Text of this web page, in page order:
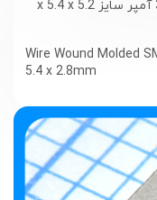
سلف 6.8 میکروهانری با حداکثر جریان 3.6 آمپر سایز 5.2 x 5.4 x
Wire Wound Molded
5.4 x 2.8mm